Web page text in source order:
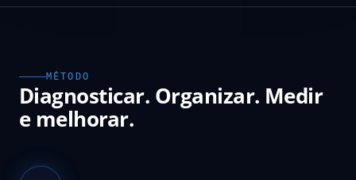
MÉTODO
Diagnosticar. Organizar. Medir
e melhorar.